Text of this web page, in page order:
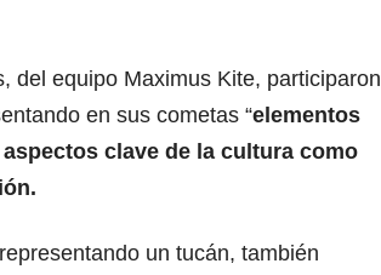
del equipo Maximus Kite, participaron
en sus cometas “elementos
clave de la cultura como
un tucán, también